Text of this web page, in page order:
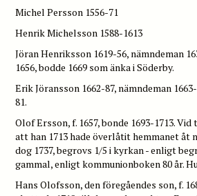
Michel Persson 1556-71
Henrik Michelsson 1588-1613
Jöran Henriksson 1619-56, nämndeman
1656, bodde 1669 som änka i Söderby.
Erik Jöransson 1662-87, nämndeman
81.
Olof Ersson, f. 1657, bonde 1693-1713.
att han 1713 hade överlåtit hemmanet åt
dog 1737, begrovs 1/5 i kyrkan - enligt
gammal, enligt kommunionboken 80 år.
Hans Olofsson, den föregåendes son, f.